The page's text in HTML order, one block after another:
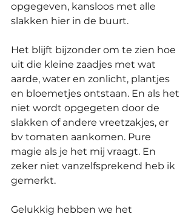
opgegeven, kansloos met alle
slakken hier in de buurt.
Het blijft bijzonder om te zien hoe
uit die kleine zaadjes met wat
aarde, water en zonlicht, plantjes
en bloemetjes ontstaan. En als het
niet wordt opgegeten door de
slakken of andere vreetzakjes, er
bv tomaten aankomen. Pure
magie als je het mij vraagt. En
zeker niet vanzelfsprekend heb ik
gemerkt.
Gelukkig hebben we het